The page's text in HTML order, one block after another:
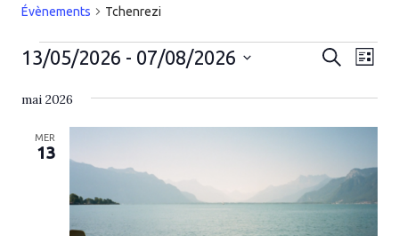
Évènements Tchenrezi
et
de
vues
Recherche
Liste
13/05/2026 - 07/08/2026
une
date.
mai 2026
MER
13